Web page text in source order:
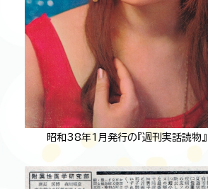
昭和38年1月発行の『週刊実話読物